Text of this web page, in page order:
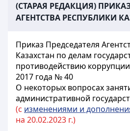
(СТАРАЯ РЕДАКЦИЯ)
АГЕНТСТВА РЕСПУБЛИКИ
Приказ Председателя
Казахстан по делам
противодействию
2017 года № 40
О некоторых вопросах
административной
(с изменениями и
на 20.02.2023 г.)